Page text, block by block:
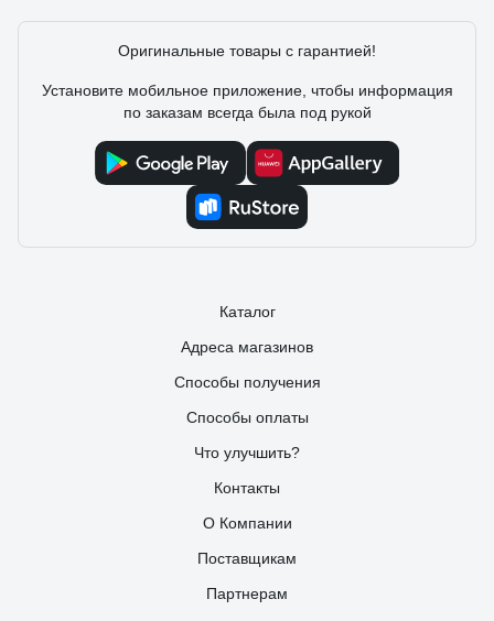
Оригинальные товары с гарантией!
Установите мобильное приложение, чтобы информация
по заказам всегда была под рукой
Каталог
Адреса магазинов
Способы получения
Способы оплаты
Что улучшить?
Контакты
О Компании
Поставщикам
Партнерам